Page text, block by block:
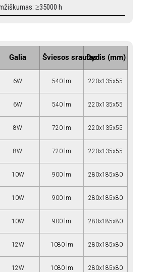
≥35000 h
Galia Šviesos srautasDydis (mm)
6W 540 lm 220x135x55
6W 540 lm 220x135x55
8W 720 lm 220x135x55
8W 720 lm 220x135x55
10W 900 lm 280x185x80
10W 900 lm 280x185x80
10W 900 lm 280x185x80
12W 1080 lm 280x185x80
12W 1080 lm 280x185x80